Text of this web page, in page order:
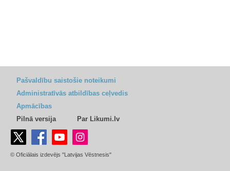
Pašvaldību saistošie noteikumi
Administratīvās atbildības ceļvedis
Apmācības
Pilnā versija
Par Likumi.lv
© Oficiālais izdevējs "Latvijas Vēstnesis"